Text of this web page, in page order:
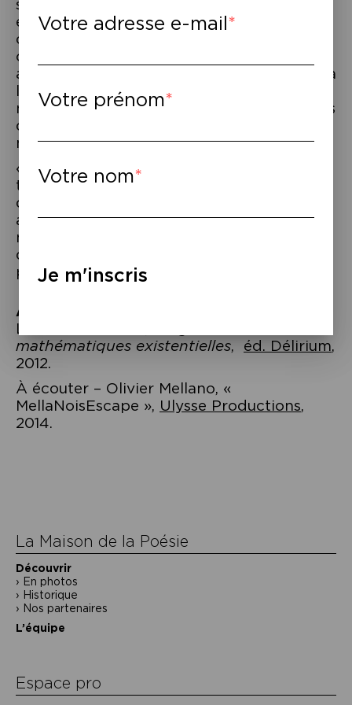
symphonique, ensemble de 17 guitares
électriques, clavecins, orgue, voix ou
quatuor à cordes. Son travail de
composition s’étend également au cinéma,
au théâtre, à la danse et à la littérature et à
la poésie. Ce soir, le chercheur et le
musicien se retrouvent sur scène pour nous
dévoiler « Le mystère musical par les
mathématiques existentielles ».
« Pour aller où tu ne sais pas, passe par où
tu ne sais pas. Maxime qui présidera à la
dérive du tandem. L’un harmoniste l’autre
algébriste tresseront mathématique et
musique existentielles, l’une et l’autre
dévolues à l’expression des émotions, des
pensées, des doutes. «
À lire
Laurent Derobert,
mathématiques existentielles, éd. Délirium,
2012.
À écouter – Olivier Mellano, «
MellaNoisEscape », Ulysse Productions,
2014.
La Maison de la Poésie
Découvrir
En photos
Historique
Nos partenaires
L’équipe
Espace pro
Votre adresse e-mail
Votre prénom
Votre nom
Je m'inscris